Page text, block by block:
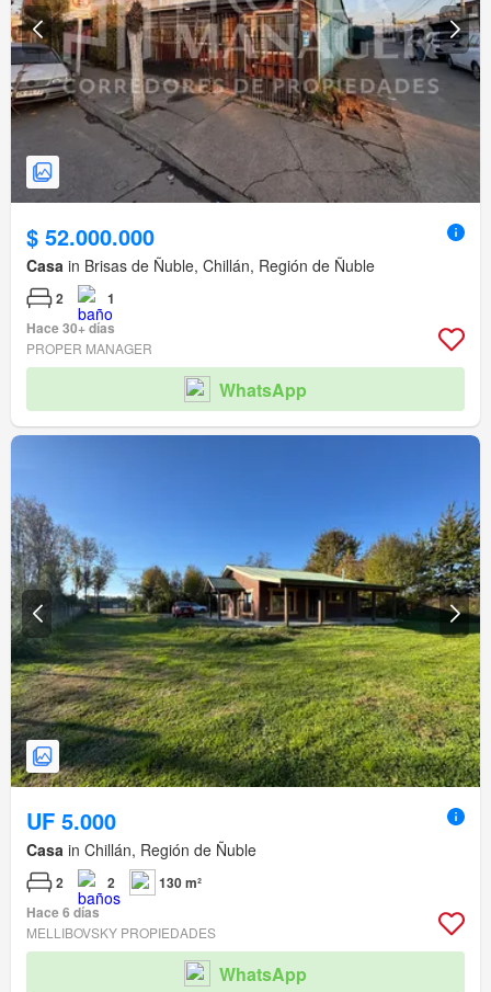
$ 52.000.000
Casa in Brisas de Ñuble, Chillán, Región de Ñuble
2
1
Hace 30+ días
PROPER MANAGER
WhatsApp
UF 5.000
Casa in Chillán, Región de Ñuble
2 2
130 m²
Hace 6 días
MELLIBOVSKY PROPIEDADES
WhatsApp